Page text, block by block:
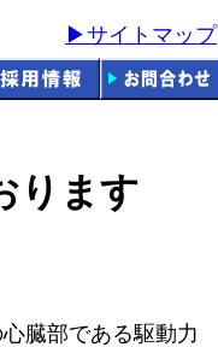
▶サイトマップ
ります
臓部である駆動力